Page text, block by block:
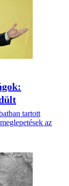
tartott
az